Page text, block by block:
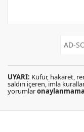
UYARI: Küfür, hakaret,
saldırı içeren, imla
yorumlar